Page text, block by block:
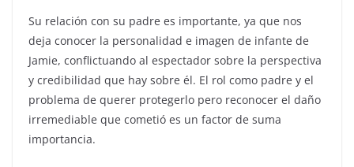
Su relación con su padre es importante, ya que nos
deja conocer la personalidad e imagen de infante de
Jamie, conflictuando al espectador sobre la perspectiva
y credibilidad que hay sobre él. El rol como padre y el
problema de querer protegerlo pero reconocer el daño
irremediable que cometió es un factor de suma
importancia.